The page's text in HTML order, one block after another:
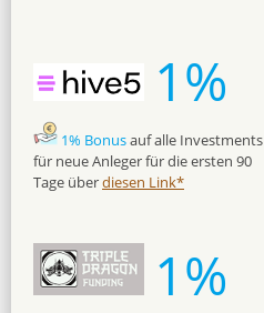
1%
1% Bonusauf alle Investments
für neue Anleger für die ersten 90
Tage überdiesen Link*
1%